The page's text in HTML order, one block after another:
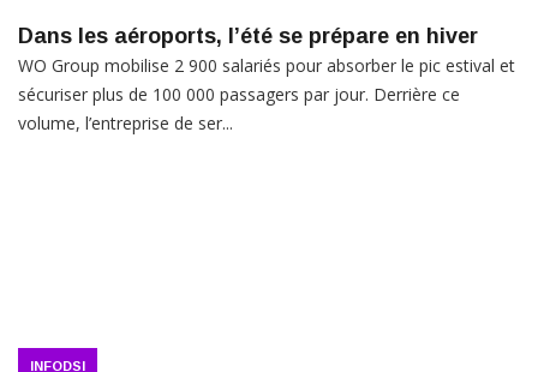
Dans les aéroports, l’été se prépare en hiver
WO Group mobilise 2 900 salariés pour absorber le pic estival et
sécuriser plus de 100 000 passagers par jour. Derrière ce
volume, l’entreprise de ser...
INFODSI